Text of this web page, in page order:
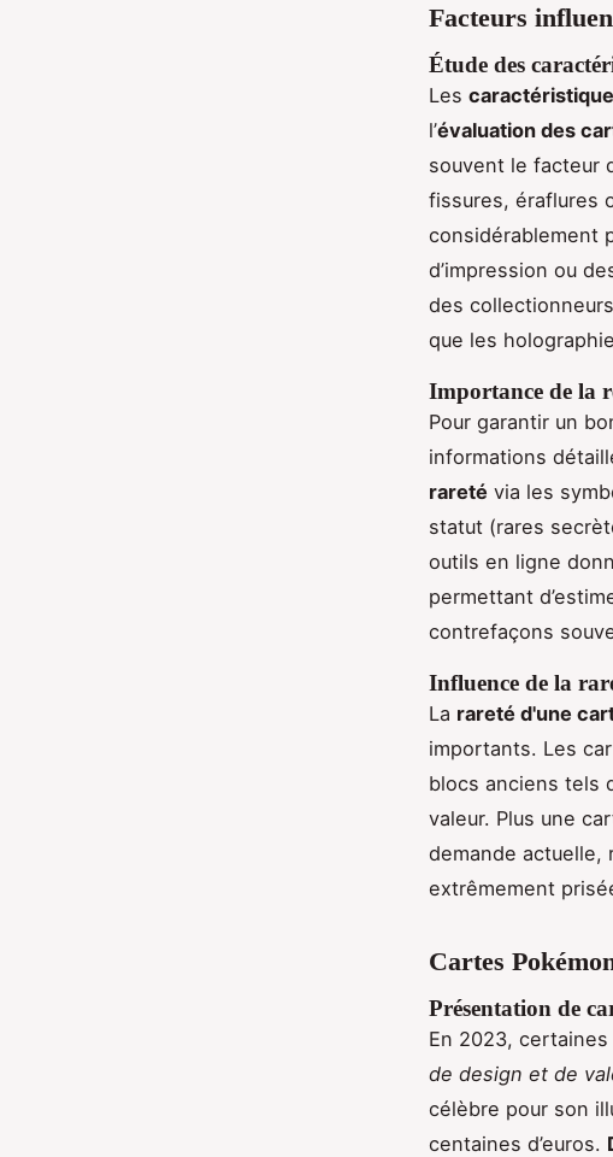
Facteurs
Étude des
Les
l’évaluation des
souvent le facteur
fissures, éraflures
considérablement
d’impression ou
des
que les
Importance de la
Pour garantir un
informations
rareté via les
statut (rares
outils en ligne
permettant
contrefaçons
Influence de la
La rareté d'une
importants. Les
blocs anciens tels
valeur. Plus une
demande actuelle,
extrêmement
Cartes
Présentation de
En 2023, certaines
de design et de
célèbre pour son
centaines d’euros.